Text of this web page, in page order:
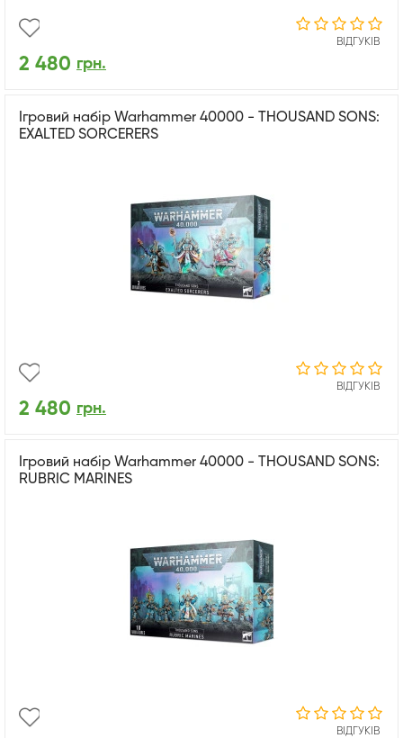
ВІДГУКІВ
2 480 грн.
Ігровий набір Warhammer 40000 - THOUSAND SONS:
EXALTED SORCERERS
ВІДГУКІВ
2 480 грн.
Ігровий набір Warhammer 40000 - THOUSAND SONS:
RUBRIC MARINES
ВІДГУКІВ